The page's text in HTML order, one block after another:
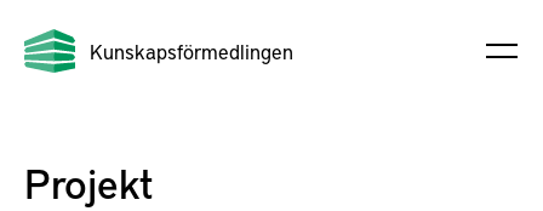
Kunskapsförmedlingen
Projekt